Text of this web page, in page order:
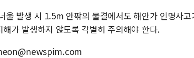
울 발생 시 1.5m 안팎의 물결에서도 해안가 인명사
해가 발생하지 않도록 각별히 주의해야 한다.